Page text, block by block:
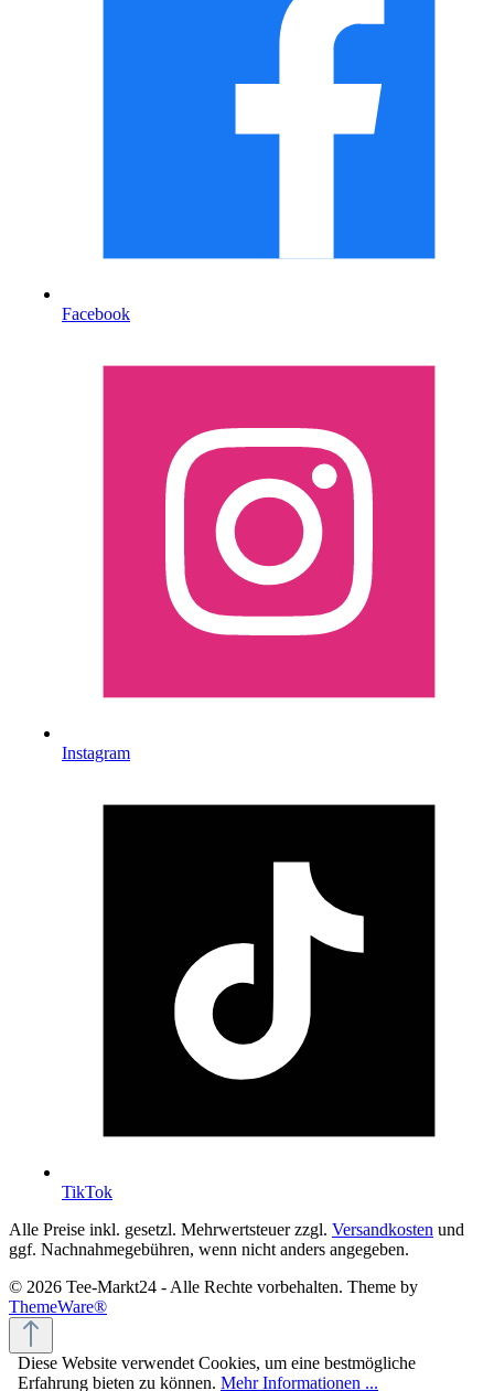
Facebook
Instagram
TikTok
Alle Preise inkl. gesetzl. Mehrwertsteuer zzgl. Versandkosten und
ggf. Nachnahmegebühren, wenn nicht anders angegeben.
© 2026 Tee-Markt24 - Alle Rechte vorbehalten. Theme by
ThemeWare®
Diese Website verwendet Cookies, um eine bestmögliche
Erfahrung bieten zu können. Mehr Informationen ...